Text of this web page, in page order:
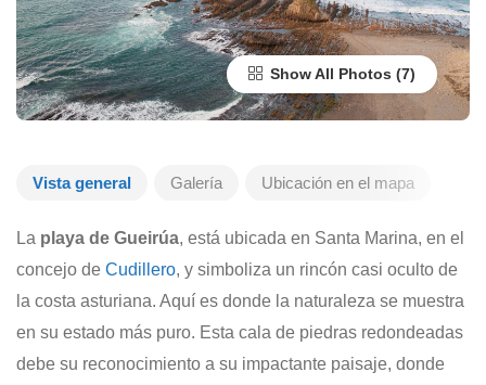
Show All Photos
Vista general Galería Ubicación en el mapa
La playa de Gueirúa, está ubicada en Santa Marina, en el
concejo de Cudillero, y simboliza un rincón casi oculto de
la costa asturiana. Aquí es donde la naturaleza se muestra
en su estado más puro. Esta cala de piedras redondeadas
debe su reconocimiento a su impactante paisaje, donde